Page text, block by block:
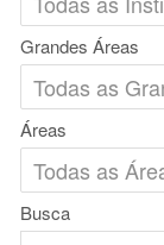
Grandes Áreas
Áreas
Busca